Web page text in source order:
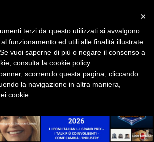
×
terzi da questo utilizzati si avvalgono
funzionamento ed utili alle finalità illustrate
vuoi saperne di più o negare il consenso a
consulta la cookie policy.
scorrendo questa pagina, cliccando
la navigazione in altra maniera,
cookie.